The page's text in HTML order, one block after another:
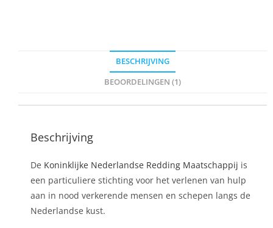
BESCHRIJVING
BEOORDELINGEN (1)
Beschrijving
De Koninklijke Nederlandse Redding Maatschappij is
een particuliere stichting voor het verlenen van hulp
aan in nood verkerende mensen en schepen langs de
Nederlandse kust.